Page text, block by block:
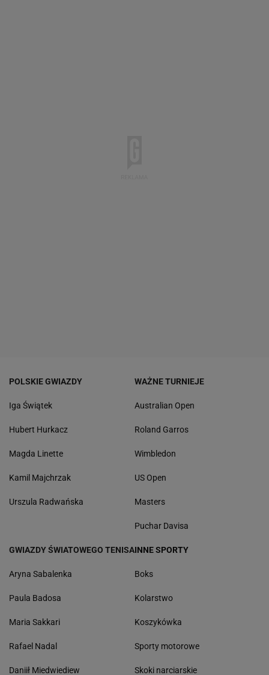
POLSKIE GWIAZDY
Iga Świątek
Hubert Hurkacz
Magda Linette
Kamil Majchrzak
Urszula Radwańska
WAŻNE TURNIEJE
Australian Open
Roland Garros
Wimbledon
US Open
Masters
Puchar Davisa
GWIAZDY ŚWIATOWEGO TENISA
Aryna Sabalenka
Paula Badosa
Maria Sakkari
Rafael Nadal
Daniił Miedwiediew
INNE SPORTY
Boks
Kolarstwo
Koszykówka
Sporty motorowe
Skoki narciarskie